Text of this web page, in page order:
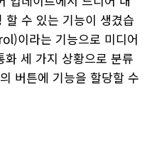
할 수 있는 기능이 생겼습
이라는 기능으로 미디어
세 가지 상황으로 분류
버튼에 기능을 할당할 수